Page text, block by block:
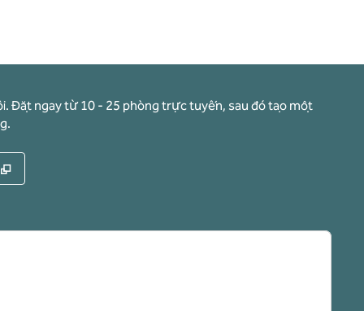
Đặt ngay từ 10 - 25 phòng trực tuyến, sau đó tạo một
,